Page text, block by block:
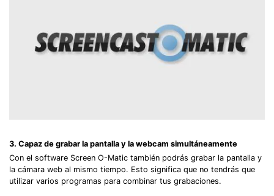
3. Capaz de grabar la pantalla y la webcam simultáneamente
Con el software Screen O-Matic también podrás grabar la pantalla y
la cámara web al mismo tiempo. Esto significa que no tendrás que
utilizar varios programas para combinar tus grabaciones.